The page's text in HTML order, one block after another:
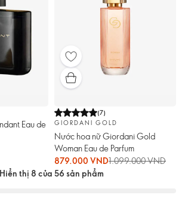
Eau de
(7)
GIORDANI GOLD
Nước hoa nữ Giordani Gold
Woman Eau de Parfum
879.000 VND1.099.000 VND
Hiển thị 8 của 56 sản phẩm